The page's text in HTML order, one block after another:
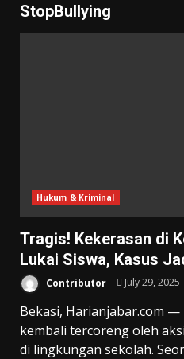
StopBullying
Hukum & Kriminal
Tragis! Kekerasan di
Lukai Siswa, Kasus
Contributor July 29, 2025
Bekasi, Harianjabar.com
kembali tercoreng oleh
di lingkungan sekolah.